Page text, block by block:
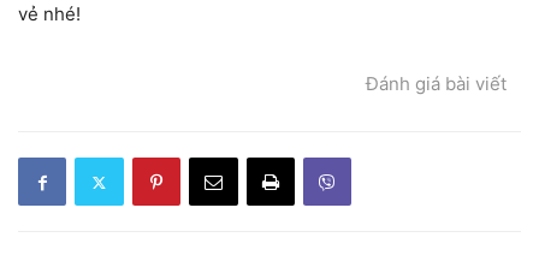
vẻ nhé!
Đánh giá bài viết